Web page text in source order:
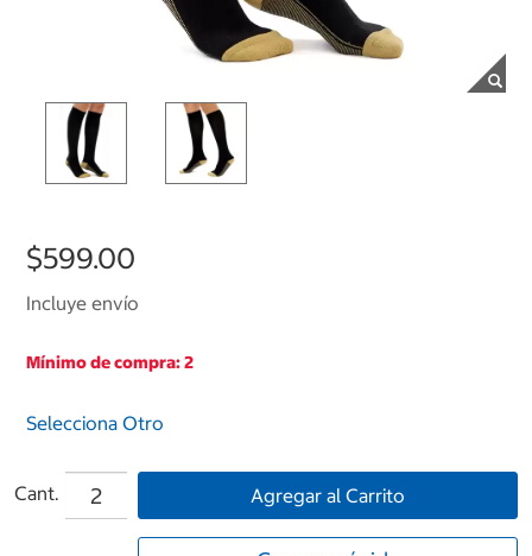
$599.00
Incluye envío
Mínimo de compra: 2
Selecciona Otro
Cant. Agregar al Carrito